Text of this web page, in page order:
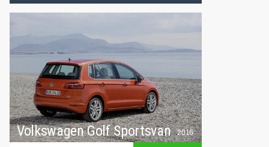
Volkswagen Golf Sportsvan 2016